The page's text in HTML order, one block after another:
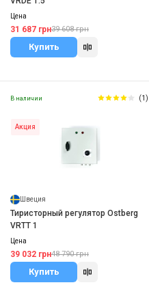
Цена
31 687 грн39 608 грн
Купить
В наличии (1)
Акция
Швеция
Тиристорный регулятор Ostberg
VRTT 1
Цена
39 032 грн48 790 грн
Купить